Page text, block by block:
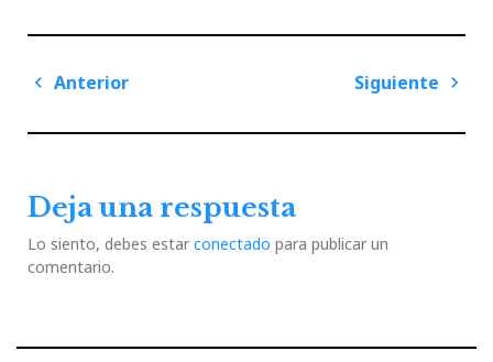
Navegación
entradas
Anterior
Siguiente
Deja una respuesta
Lo siento, debes estar conectado para publicar un
comentario.